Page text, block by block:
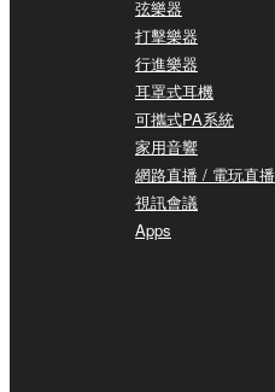
弦樂器
打擊樂器
行進樂器
耳罩式耳機
可攜式PA系統
家用音響
網路直播 / 電玩直播
視訊會議
Apps